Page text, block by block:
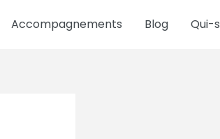
Accompagnements Blog Qui-